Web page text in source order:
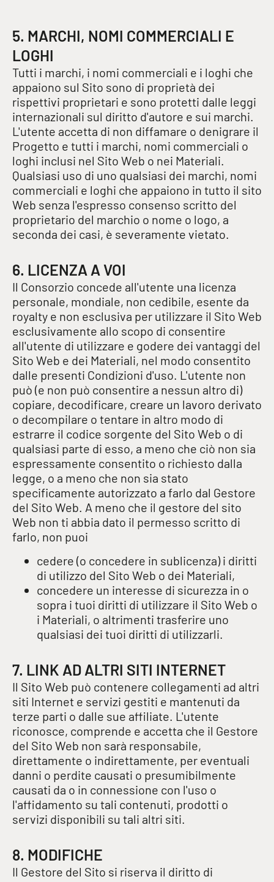
5. MARCHI, NOMI COMMERCIALI E
LOGHI
Tutti i marchi, i nomi commerciali e i loghi che
appaiono sul Sito sono di proprietà dei
rispettivi proprietari e sono protetti dalle leggi
internazionali sul diritto d'autore e sui marchi.
L'utente accetta di non diffamare o denigrare il
Progetto e tutti i marchi, nomi commerciali o
loghi inclusi nel Sito Web o nei Materiali.
Qualsiasi uso di uno qualsiasi dei marchi, nomi
commerciali e loghi che appaiono in tutto il sito
Web senza l'espresso consenso scritto del
proprietario del marchio o nome o logo, a
seconda dei casi, è severamente vietato.
6. LICENZA A VOI
Il Consorzio concede all'utente una licenza
personale, mondiale, non cedibile, esente da
royalty e non esclusiva per utilizzare il Sito Web
esclusivamente allo scopo di consentire
all'utente di utilizzare e godere dei vantaggi del
Sito Web e dei Materiali, nel modo consentito
dalle presenti Condizioni d'uso. L'utente non
può (e non può consentire a nessun altro di)
copiare, decodificare, creare un lavoro derivato
o decompilare o tentare in altro modo di
estrarre il codice sorgente del Sito Web o di
qualsiasi parte di esso, a meno che ciò non sia
espressamente consentito o richiesto dalla
legge, o a meno che non sia stato
specificamente autorizzato a farlo dal Gestore
del Sito Web. A meno che il gestore del sito
Web non ti abbia dato il permesso scritto di
farlo, non puoi
cedere (o concedere in sublicenza) i diritti
di utilizzo del Sito Web o dei Materiali,
concedere un interesse di sicurezza in o
sopra i tuoi diritti di utilizzare il Sito Web o
i Materiali, o altrimenti trasferire uno
qualsiasi dei tuoi diritti di utilizzarli.
7. LINK AD ALTRI SITI INTERNET
Il Sito Web può contenere collegamenti ad altri
siti Internet e servizi gestiti e mantenuti da
terze parti o dalle sue affiliate. L'utente
riconosce, comprende e accetta che il Gestore
del Sito Web non sarà responsabile,
direttamente o indirettamente, per eventuali
danni o perdite causati o presumibilmente
causati da o in connessione con l'uso o
l'affidamento su tali contenuti, prodotti o
servizi disponibili su tali altri siti.
8. MODIFICHE
Il Gestore del Sito si riserva il diritto di